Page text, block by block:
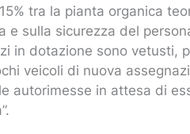
tra la pianta organica
e sulla sicurezza del
in dotazione sono vetusti,
veicoli di nuova
autorimesse in attesa di